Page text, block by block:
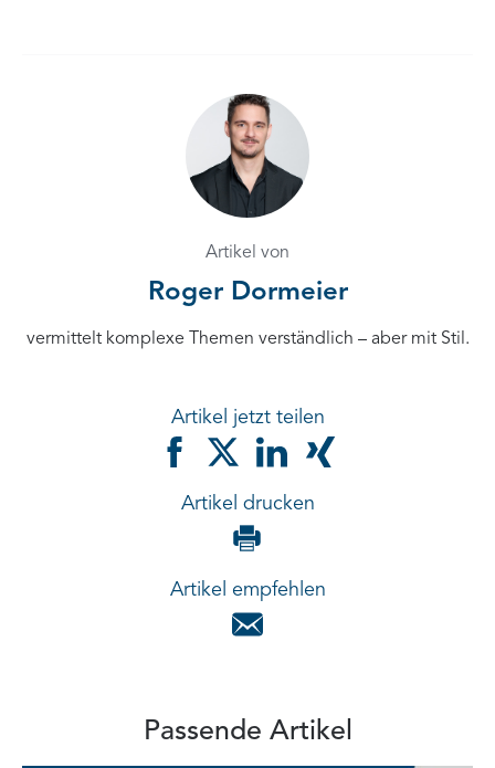
Artikel von
Roger Dormeier
vermittelt komplexe Themen verständlich – aber mit Stil.
Artikel jetzt teilen
Artikel drucken
Artikel empfehlen
Passende Artikel